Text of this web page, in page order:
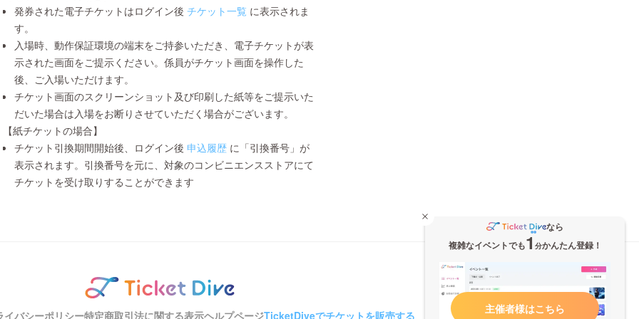
発券された電子チケットはログイン後 チケット一覧 に表示されま
す。
入場時、動作保証環境の端末をご持参いただき、電子チケットが表
示された画面をご提示ください。係員がチケット画面を操作した
後、ご入場いただけます。
チケット画面のスクリーンショット及び印刷した紙等をご提示いた
だいた場合は入場をお断りさせていただく場合がございます。
【紙チケットの場合】
チケット引換期間開始後、ログイン後 申込履歴 に「引換番号」が
表示されます。引換番号を元に、対象のコンビニエンスストアにて
チケットを受け取りすることができます
なら
複雑なイベントでも1 分かんたん登録！
主催者様はこちら
イバシーポリシー特定商取引法に関する表示ヘルプページTicketDiveでチケットを販売する